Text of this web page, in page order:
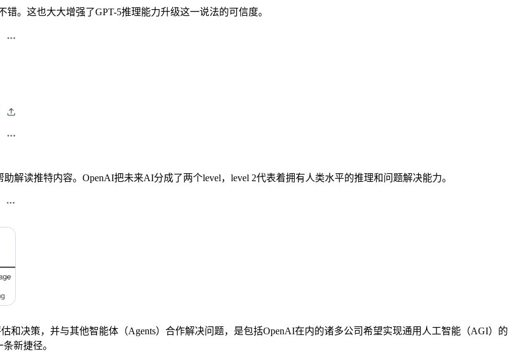
这也大大增强了GPT-5推理能力升级这一说法的可信度。
读推特内容。OpenAI把未来AI分成了两个level，level 2代表着拥有人类水平的推理和问题解决能力。
决策，并与其他智能体（Agents）合作解决问题，是包括OpenAI在内的诸多公司希望实现通用人工智能（AGI）的
新捷径。